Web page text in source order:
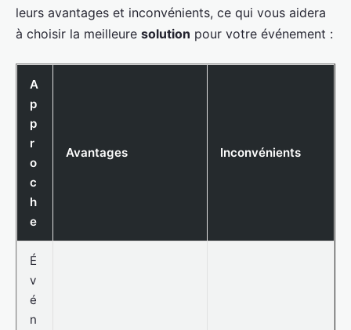
leurs avantages et inconvénients, ce qui vous aidera
à choisir la meilleure solution pour votre événement :
A
p
p
r
o
c
h
e
Avantages Inconvénients
É
v
é
n